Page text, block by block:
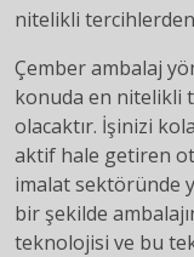
nitelikli tercihlerden
Çember ambalaj
konuda en nitelikli
olacaktır. İşinizi
aktif hale getiren
imalat sektöründe
bir şekilde
teknolojisi ve bu